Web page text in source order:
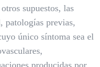
supuestos, las
patologías previas,
único síntoma sea el